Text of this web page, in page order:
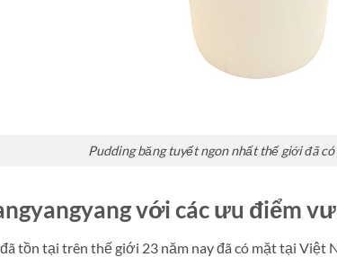
Pudding băng tuyết ngon nhất thế giới đã
với các ưu điểm
tồn tại trên thế giới 23 năm nay đã có mặt tại Việt